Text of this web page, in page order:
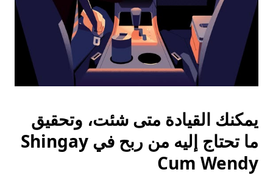
يمكنك القيادة متى شئت، وتحقيق
ما تحتاج إليه من ربح في Shingay
Cum Wendy